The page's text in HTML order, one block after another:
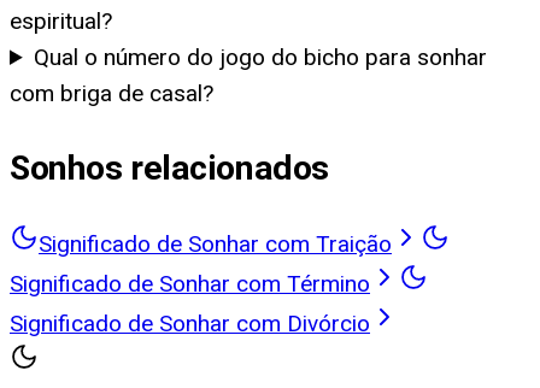
espiritual?
Qual o número do jogo do bicho para sonhar
com briga de casal?
Sonhos relacionados
Significado de Sonhar com Traição
Significado de Sonhar com Término
Significado de Sonhar com Divórcio